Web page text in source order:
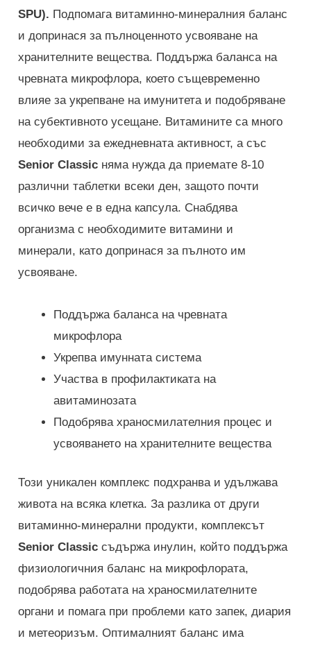
SPU). Подпомага витаминно-минералния баланс
и допринася за пълноценното усвояване на
хранителните вещества. Поддържа баланса на
чревната микрофлора, което същевременно
влияе за укрепване на имунитета и подобряване
на субективното усещане. Витамините са много
необходими за ежедневната активност, а със
Senior Classic няма нужда да приемате 8-10
различни таблетки всеки ден, защото почти
всичко вече е в една капсула. Снабдява
организма с необходимите витамини и
минерали, като допринася за пълното им
усвояване.
Поддържа баланса на чревната
микрофлора
Укрепва имунната система
Участва в профилактиката на
авитаминозата
Подобрява храносмилателния процес и
усвояването на хранителните вещества
Този уникален комплекс подхранва и удължава
живота на всяка клетка. За разлика от други
витаминно-минерални продукти, комплексът
Senior Classic съдържа инулин, който поддържа
физиологичния баланс на микрофлората,
подобрява работата на храносмилателните
органи и помага при проблеми като запек, диария
и метеоризъм. Оптималният баланс има